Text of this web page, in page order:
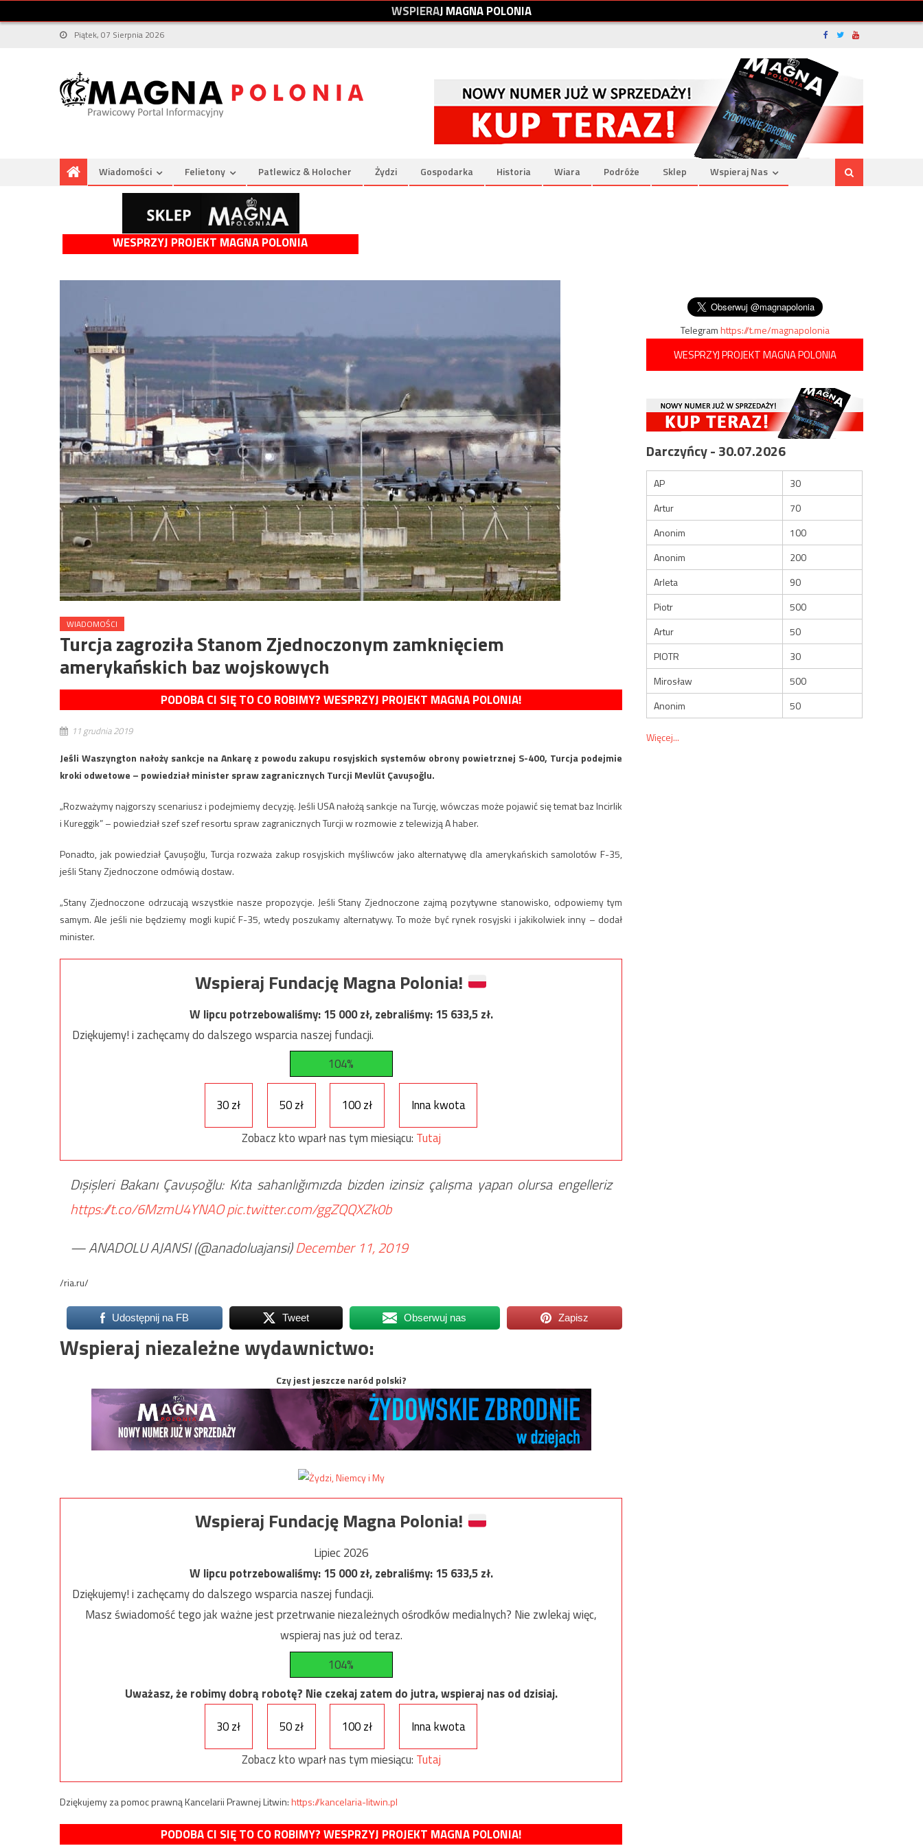
WSPIERAJMAGNAPOLONIA
Piątek, 07 Sierpnia 2026
Wiadomości Felietony Patlewicz & Holocher Żydzi Gospodarka Historia Wiara Podróże Sklep Wspieraj Nas
WESPRZYJ PROJEKT MAGNA POLONIA
WIADOMOŚCI
Turcja zagroziła Stanom Zjednoczonym zamknięciem
amerykańskich baz wojskowych
PODOBA CI SIĘ TO CO ROBIMY? WESPRZYJ PROJEKT MAGNA POLONIA!
11 grudnia 2019
Jeśli Waszyngton nałoży sankcje na Ankarę z powodu zakupu rosyjskich systemów obrony powietrznej S-400, Turcja podejmie
kroki odwetowe – powiedział minister spraw zagranicznych Turcji Mevlüt Çavuşoğlu.
„Rozważymy najgorszy scenariusz i podejmiemy decyzję. Jeśli USA nałożą sankcje na Turcję, wówczas może pojawić się temat baz Incirlik
i Kureggik” – powiedział szef szef resortu spraw zagranicznych Turcji w rozmowie z telewizją A haber.
Ponadto, jak powiedział Çavuşoğlu, Turcja rozważa zakup rosyjskich myśliwców jako alternatywę dla amerykańskich samolotów F-35,
jeśli Stany Zjednoczone odmówią dostaw.
„Stany Zjednoczone odrzucają wszystkie nasze propozycje. Jeśli Stany Zjednoczone zajmą pozytywne stanowisko, odpowiemy tym
samym. Ale jeśli nie będziemy mogli kupić F-35, wtedy poszukamy alternatywy. To może być rynek rosyjski i jakikolwiek inny – dodał
minister.
Wspieraj Fundację Magna Polonia!
W lipcu potrzebowaliśmy:15 000zł, zebraliśmy:15 633,5zł.
Dziękujemy! i zachęcamy do dalszego wsparcia naszej fundacji.
104%
30 zł 50 zł 100 zł
Inna kwota
Zobacz kto wparł nas tym miesiącu: Tutaj
Dışişleri Bakanı Çavuşoğlu: Kıta sahanlığımızda bizden izinsiz çalışma yapan olursa engelleriz
https://t.co/6MzmU4YNAOpic.twitter.com/ggZQQXZk0b
— ANADOLU AJANSI (@anadoluajansi)December 11, 2019
/ria.ru/
Udostępnij na FB Tweet Obserwuj nas Zapisz
Wspieraj niezależne wydawnictwo:
Czy jest jeszcze naród polski?
Wspieraj Fundację Magna Polonia!
Lipiec 2026
W lipcu potrzebowaliśmy:15 000zł, zebraliśmy:15 633,5zł.
Dziękujemy! i zachęcamy do dalszego wsparcia naszej fundacji.
Masz świadomość tego jak ważne jest przetrwanie niezależnych ośrodków medialnych? Nie zwlekaj więc,
wspieraj nas już od teraz.
104%
Uważasz, że robimy dobrą robotę? Nie czekaj zatem do jutra, wspieraj nas od dzisiaj.
30 zł
50 zł 100 zł
Inna kwota
Zobacz kto wparł nas tym miesiącu: Tutaj
Dziękujemy za pomoc prawną Kancelarii Prawnej Litwin:https://kancelaria-litwin.pl
PODOBA CI SIĘ TO CO ROBIMY? WESPRZYJ PROJEKT MAGNA POLONIA!
Telegramhttps://t.me/magnapolonia
WESPRZYJ PROJEKT MAGNA POLONIA
Darczyńcy - 30.07.2026
AP
30
Artur
70
Anonim
100
Anonim
200
Arleta
90
Piotr
500
Artur
50
PIOTR
30
Mirosław
500
Anonim
50
Więcej...